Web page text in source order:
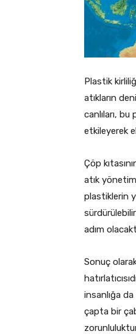
Plastik
atıkların
canlıları,
etkileyerek
Çöp
atık
plastiklerin
adım
Sonuç
insanlığa
çapta bir